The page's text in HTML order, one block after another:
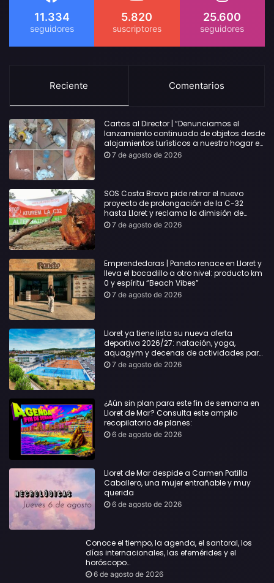
11.334 5.820 25.600
Reciente Comentarios
Cartas al Director | “Denunciamos el
lanzamiento continuado de objetos desde
alojamientos turísticos a nuestro hogar en
Lloret: Podría haber causado una
7 de agosto de 2026
SOS Costa Brava pide retirar el nuevo
proyecto de prolongación de la C-32
hasta Lloret y reclama la dimisión de
Sílvia Paneque
7 de agosto de 2026
Emprendedoras | Paneto renace en Lloret y
lleva el bocadillo a otro nivel: producto km
0 y espíritu “Beach Vibes”
7 de agosto de 2026
Lloret ya tiene lista su nueva oferta
deportiva 2026/27: natación, yoga,
aquagym y decenas de actividades para
todas las edades
7 de agosto de 2026
¿Aún sin plan para este fin de semana en
Lloret de Mar? Consulta este amplio
recopilatorio de planes:
6 de agosto de 2026
Lloret de Mar despide a Carmen Patilla
Caballero, una mujer entrañable y muy
querida
6 de agosto de 2026
Conoce el tiempo, la agenda, el santoral, los
días internacionales, las efemérides y el
horóscopo…
6 de agosto de 2026